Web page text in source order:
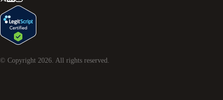
© Copyright 2026 . All rights reserved.